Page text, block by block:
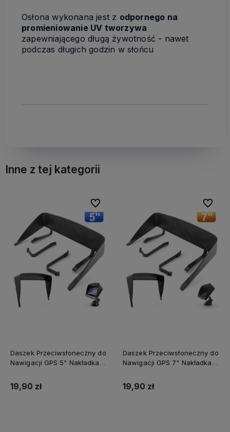
⭐Trwała i solidna
promieniowanie UV
zapewniającego długą żywotność - nawet
podczas długich godzin w słońcu